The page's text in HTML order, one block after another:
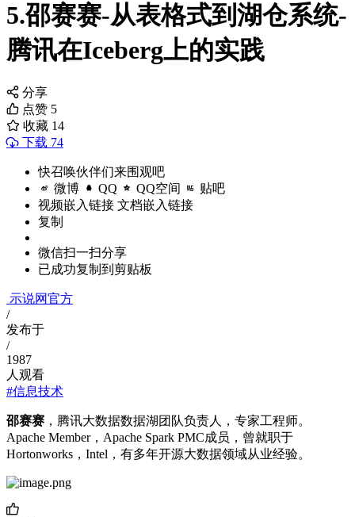
5.邵赛赛-从表格式到湖仓系统-
腾讯在Iceberg上的实践
分享
点赞 5
收藏 14
下载 74
快召唤伙伴们来围观吧
微博 QQ QQ空间 贴吧
视频嵌入链接 文档嵌入链接
复制
微信扫一扫分享
已成功复制到剪贴板
示说网官方
/
发布于
/
1987
人观看
#信息技术
邵赛赛 ，腾讯大数据数据湖团队负责人，专家工程师。
Apache Member，Apache Spark PMC成员，曾就职于
Hortonworks，Intel，有多年开源大数据领域从业经验。